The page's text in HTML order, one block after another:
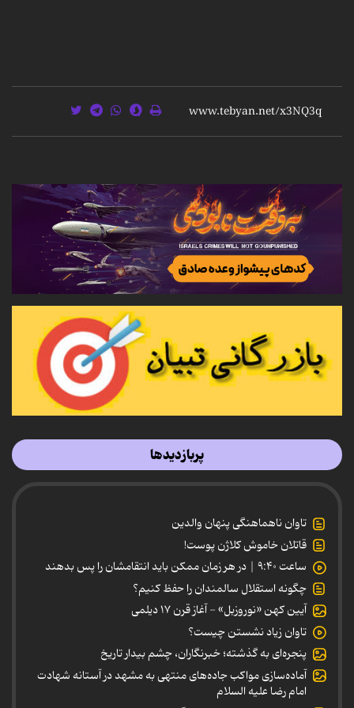
پربازدیدها
تاوان ناهماهنگی پنهان والدین
قاتلان خاموش کلاژن پوست!
ساعت ۹:۴۰ | در هر زمان ممکن باید انتقامشان را پس بدهند
چگونه استقلال سالمندان را حفظ کنیم؟
آیین کهن «نوروزبل» - آغاز قرن ۱۷ دیلمی
تاوان زیاد نشستن چیست؟
پنجره‌ای به گذشته؛ خبرنگاران، چشم بیدار تاریخ
آماده‌سازی مواکب جاده‌های منتهی به مشهد در آستانه شهادت
امام رضا علیه السلام